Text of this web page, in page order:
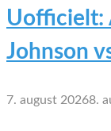
Uofficielt:
Johnson
7. august 20268.